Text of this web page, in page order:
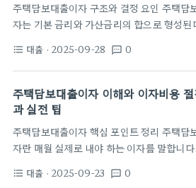
실제로 지출하는 금액에 더 가깝다. 같은 금
약 조건에 따라 실제 부담은 달라진다. 예를
원을 30년 만기에 빌릴 때 고정금리 4%와 변
주택담보대출이자 구조와 결정 요인 주택담
자는 기본 금리와 가산금리의 합으로 형성된
를 남긴다. 금리 구조의 차이는 결국 대출 만
총 부담에 직접 연결된다. 금리 결정의 주요
용도, LTV, DTI, 대출기간 등이다. 은행의
화나 시장 금리의 흐름도 이자율에 큰 영향을
한다. 이자 구조를 이해하는 출발점은 실제
를 바라보는 것이다. 예를 들어 같은 원금의
도 고정금리 상품은 초기 부담이 크지만 기간
format_list_bulleted 대출 · 2025-09-28 textsms 0
주택담보대출이자 이해와 이자비용
과 실전 팁
주택담보대출이자 핵심 포인트 정리 주택담
자란 매월 실제로 내야 하는 이자를 말합니
반영됩니다. 원리금 균등상환과 원금균등상
format_list_bulleted 대출 · 2025-09-23 textsms 0